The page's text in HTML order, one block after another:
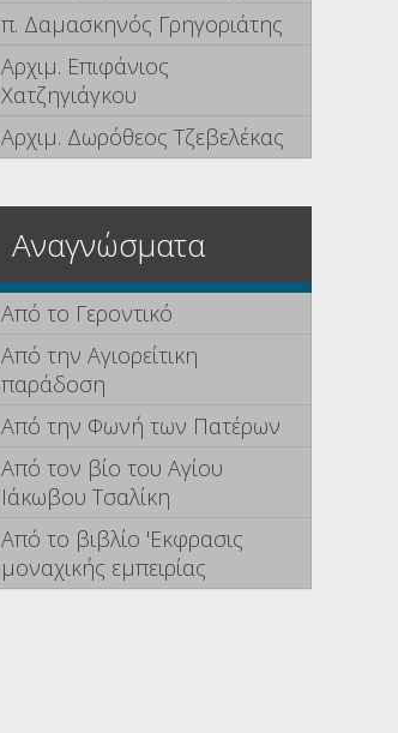
π. Δαμασκηνός Γρηγοριάτης
Αρχιμ. Επιφάνιος
Χατζηγιάγκου
Αρχιμ. Δωρόθεος Τζεβελέκας
Αναγνώσματα
Από το Γεροντικό
Από την Αγιορείτικη
παράδοση
Από την Φωνή των Πατέρων
Από τον βίο του Αγίου
Ιάκωβου Τσαλίκη
Από το βιβλίο 'Εκφρασις
μοναχικής εμπειρίας